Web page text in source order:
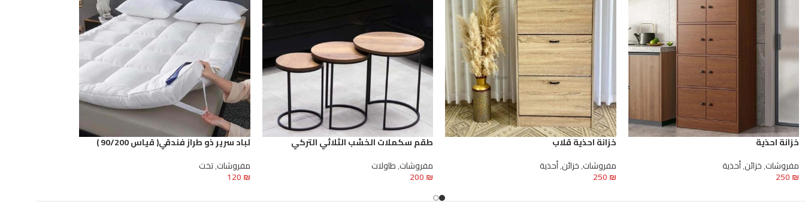
خزانة احذية
مفروشات,خزائن,أحذية
250₪
إضافة إلى السلة
خزانة احذية قلاب
مفروشات,خزائن,أحذية
250₪
تحديد أحد الخيارات
طقم سكملات الخشب الثلاثي التركي
مفروشات,طاولات
200₪
إضافة إلى السلة
لباد سرير ذو طراز فندقي( قياس 90/200 )
مفروشات,تخت
120₪
إضافة إلى السلة إضافة إلى السلة